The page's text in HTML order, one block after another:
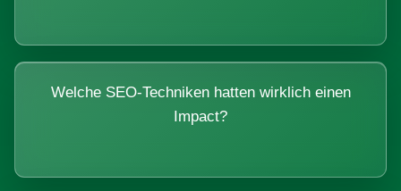
Welche SEO-Techniken hatten wirklich einen
Impact?